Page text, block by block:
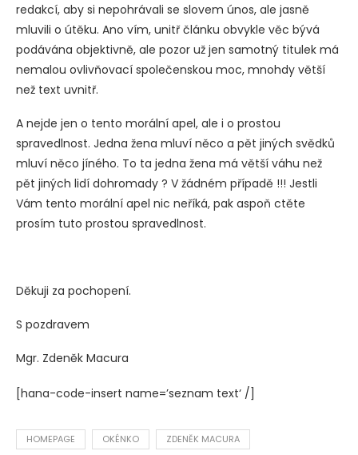
redakcí, aby si nepohrávali se slovem únos, ale jasně
mluvili o útěku. Ano vím, unitř článku obvykle věc bývá
podávána objektivně, ale pozor už jen samotný titulek má
nemalou ovlivňovací společenskou moc, mnohdy větší
než text uvnitř.
A nejde jen o tento morální apel, ale i o prostou
spravedlnost. Jedna žena mluví něco a pět jiných svědků
mluví něco jíného. To ta jedna žena má větší váhu než
pět jiných lidí dohromady ? V žádném případě !!! Jestli
Vám tento morální apel nic neříká, pak aspoň ctěte
prosím tuto prostou spravedlnost.
Děkuji za pochopení.
S pozdravem
Mgr. Zdeněk Macura
[hana-code-insert name=’seznam text‘ /]
HOMEPAGE OKÉNKO ZDENĚK MACURA